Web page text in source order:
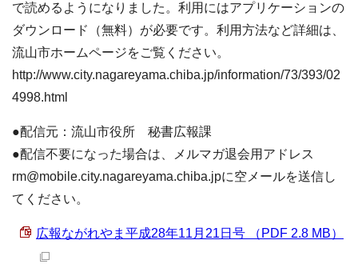
で読めるようになりました。利用にはアプリケーションの
ダウンロード（無料）が必要です。利用方法など詳細は、
流山市ホームページをご覧ください。
http://www.city.nagareyama.chiba.jp/information/73/393/02
4998.html
●配信元：流山市役所 秘書広報課
●配信不要になった場合は、メルマガ退会用アドレス
rm@mobile.city.nagareyama.chiba.jpに空メールを送信し
てください。
広報ながれやま平成28年11月21日号 （PDF 2.8 MB）